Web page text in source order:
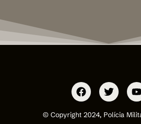
© Copyright 2024, Polícia